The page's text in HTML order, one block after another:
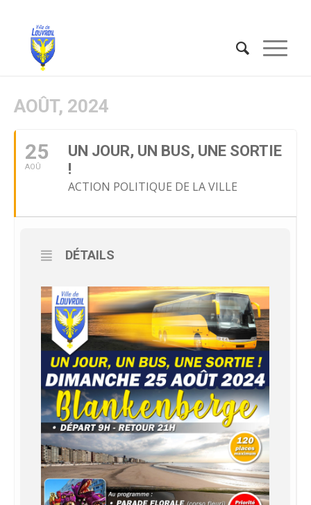
AOÛT, 2024
25
AOÛ
UN JOUR, UN BUS, UNE SORTIE
!
ACTION POLITIQUE DE LA VILLE
DÉTAILS